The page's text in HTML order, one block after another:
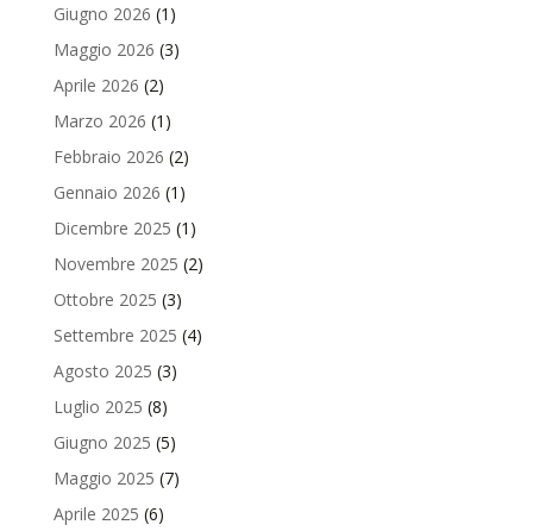
Giugno 2026 (1)
Maggio 2026 (3)
Aprile 2026 (2)
Marzo 2026 (1)
Febbraio 2026 (2)
Gennaio 2026 (1)
Dicembre 2025 (1)
Novembre 2025 (2)
Ottobre 2025 (3)
Settembre 2025 (4)
Agosto 2025 (3)
Luglio 2025 (8)
Giugno 2025 (5)
Maggio 2025 (7)
Aprile 2025 (6)